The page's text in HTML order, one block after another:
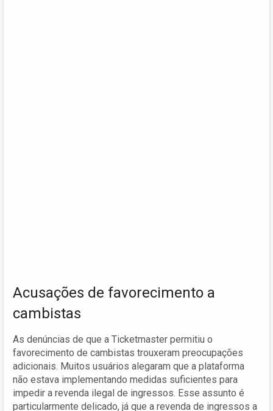
Acusações de favorecimento a
cambistas
As denúncias de que a Ticketmaster permitiu o
favorecimento de cambistas trouxeram preocupações
adicionais. Muitos usuários alegaram que a plataforma
não estava implementando medidas suficientes para
impedir a revenda ilegal de ingressos. Esse assunto é
particularmente delicado, já que a revenda de ingressos a